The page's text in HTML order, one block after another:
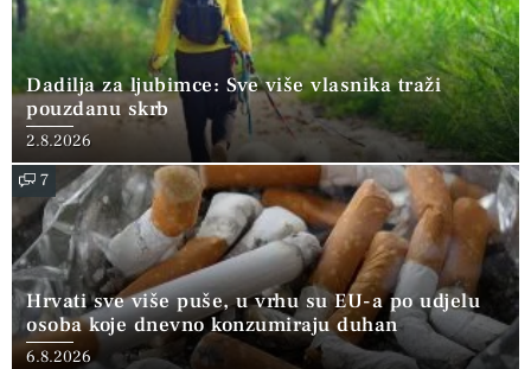
Dadilja za ljubimce: Sve više vlasnika traži
pouzdanu skrb
2.8.2026
7
Hrvati sve više puše, u vrhu su EU-a po udjelu
osoba koje dnevno konzumiraju duhan
6.8.2026